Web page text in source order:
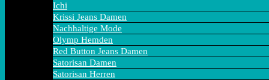
Ichi
Krissi Jeans Damen
Nachhaltige Mode
Olymp Hemden
Red Button Jeans Damen
Satorisan Damen
Satorisan Herren